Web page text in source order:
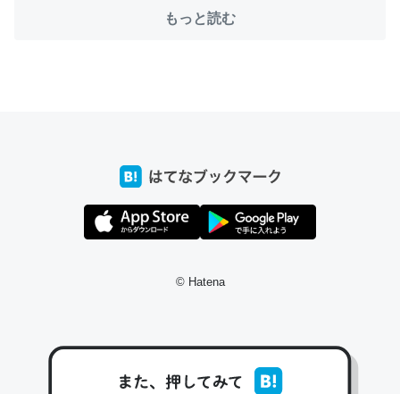
コミュニケーションが劇的に変化した｜tayorini by LIFULL介護
私も3年前ぐらいに祖母の家に設置した。ポケットWifiみ
https://toyoshi.hatenablog.com/entry/2019/05/15/1805
もっと読む
© Hatena